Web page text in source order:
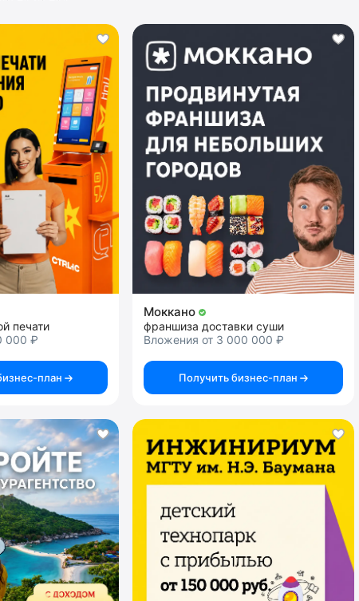
печати
000 ₽
план
Моккано
франшиза доставки суши
Вложения от 3 000 000 ₽
Получить бизнес-план